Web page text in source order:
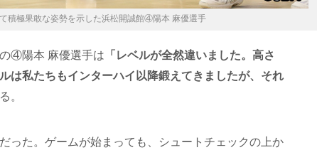
積極果敢な姿勢を示した浜松開誠館④陽本 麻優選手
④陽本 麻優選手は 「レベルが全然違いました。高さ
私たちもインターハイ以降鍛えてきましたが、それ
。
った。ゲームが始まっても、シュートチェックの上か